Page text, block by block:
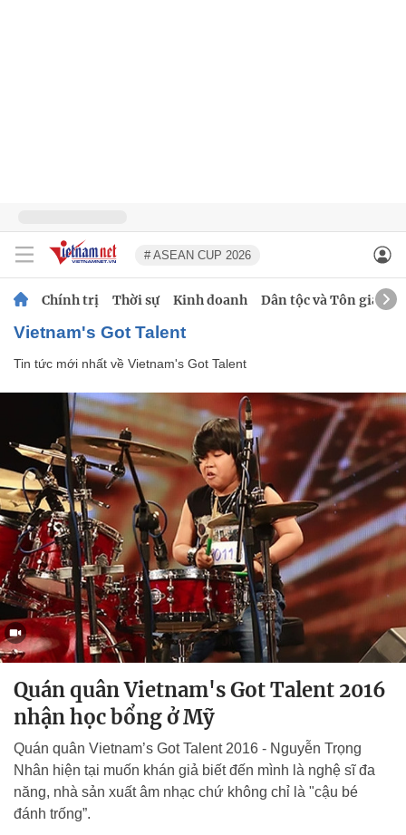
# ASEAN CUP 2026
Chính trị Thời sự Kinh doanh Dân tộc và Tôn giáo
Vietnam's Got Talent
Tin tức mới nhất về Vietnam's Got Talent
Quán quân Vietnam's Got Talent 2016
nhận học bổng ở Mỹ
Quán quân Vietnam’s Got Talent 2016 - Nguyễn Trọng
Nhân hiện tại muốn khán giả biết đến mình là nghệ sĩ đa
năng, nhà sản xuất âm nhạc chứ không chỉ là "cậu bé
đánh trống”.